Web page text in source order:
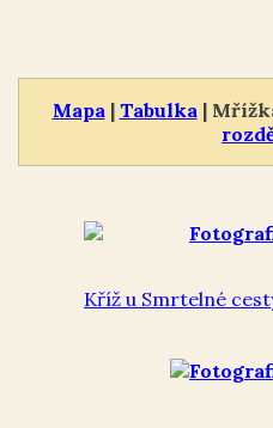
Mapa | Tabulka |
Kříž u Smrtelné